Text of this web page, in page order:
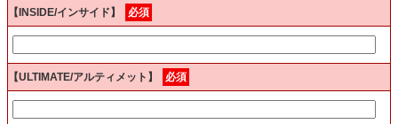
【INSIDE/インサイド】 必須
【ULTIMATE/アルティメット】 必須